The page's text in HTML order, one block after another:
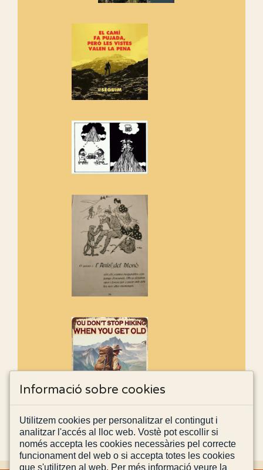
Si ets una entitat o associació
adhereix-te al manifest!
Rebem un diploma dels
Amics de Sant Aniol d'Aguja
Els Centpeus estem implicats
de l'entorn de Sant Aniol
Informació sobre cookies
Utilitzem cookies per personalitzar el contingut i
analitzar l'accés al lloc web. Vostè pot escollir si
només accepta les cookies necessàries pel correcte
funcionament del web o si accepta totes les cookies
que s'utilitzen al web. Per més informació veure la